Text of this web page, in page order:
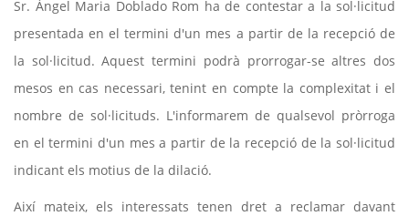
Sr. Ángel Maria Doblado Rom ha de contestar a la sol·licitud
presentada en el termini d'un mes a partir de la recepció de
la sol·licitud. Aquest termini podrà prorrogar-se altres dos
mesos en cas necessari, tenint en compte la complexitat i el
nombre de sol·licituds. L'informarem de qualsevol pròrroga
en el termini d'un mes a partir de la recepció de la sol·licitud
indicant els motius de la dilació.
Així mateix, els interessats tenen dret a reclamar davant